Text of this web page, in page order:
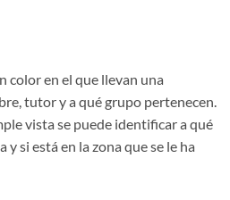
color en el que llevan una
tutor y a qué grupo pertenecen.
vista se puede identificar a qué
si está en la zona que se le ha